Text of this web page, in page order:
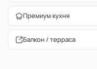
Премиум кухня
Балкон / терраса